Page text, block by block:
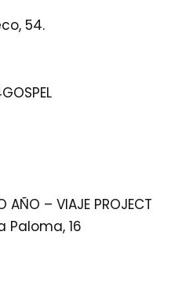
54.
AÑO – VIAJE PROJECT
Paloma, 16